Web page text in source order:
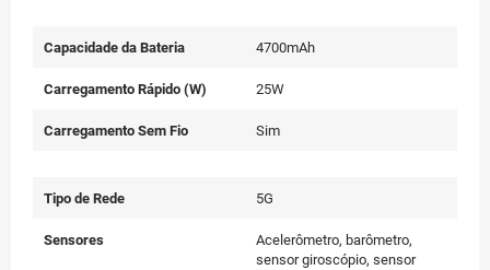
Capacidade da Bateria 4700mAh
Carregamento Rápido (W) 25W
Carregamento Sem Fio Sim
Tipo de Rede 5G
Sensores
Acelerômetro, barômetro,
sensor giroscópio, sensor